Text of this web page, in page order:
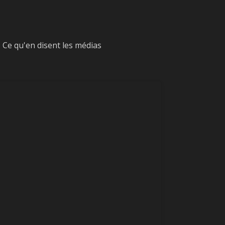
Ce qu'en disent les médias